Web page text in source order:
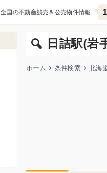
全国の不動産競売＆公売物件情報
日詰駅(岩
ホーム 条件検索 北海